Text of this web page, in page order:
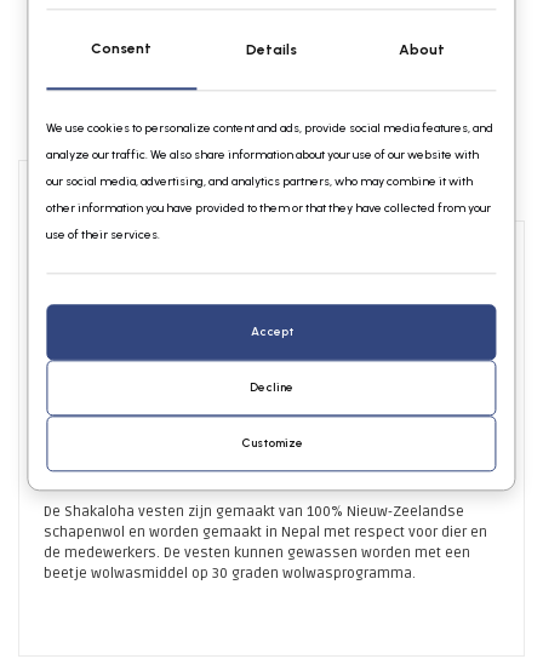
Info Reviews
met een katoenen jersey voering. Dit antraciet grijze jack heeft een
hoge kraag en verschillende zakken en en is geheel gevoerd, ook in
de kraag en de zakken. Het vest heeft kangeroo zakken aan de
voorkant om uw handen lekker warm te houden en een zak met rits
op de linkerborst en linkermouw. De ritsen zijn van YKK en
ijzersterk.¬†
Dit vest is verkrijgbaar in beige in de maten S tot en met 3XL.¬†
De Shakaloha vesten zijn gemaakt van 100% Nieuw-Zeelandse
schapenwol en worden gemaakt in Nepal met respect voor dier en
de medewerkers. De vesten kunnen gewassen worden met een
beetje wolwasmiddel op 30 graden wolwasprogramma.
Consent Details About
We use cookies to personalize content and ads, provide social media features, and
analyze our traffic. We also share information about your use of our website with
our social media, advertising, and analytics partners, who may combine it with
other information you have provided to them or that they have collected from your
use of their services.
Accept
Decline
Customize